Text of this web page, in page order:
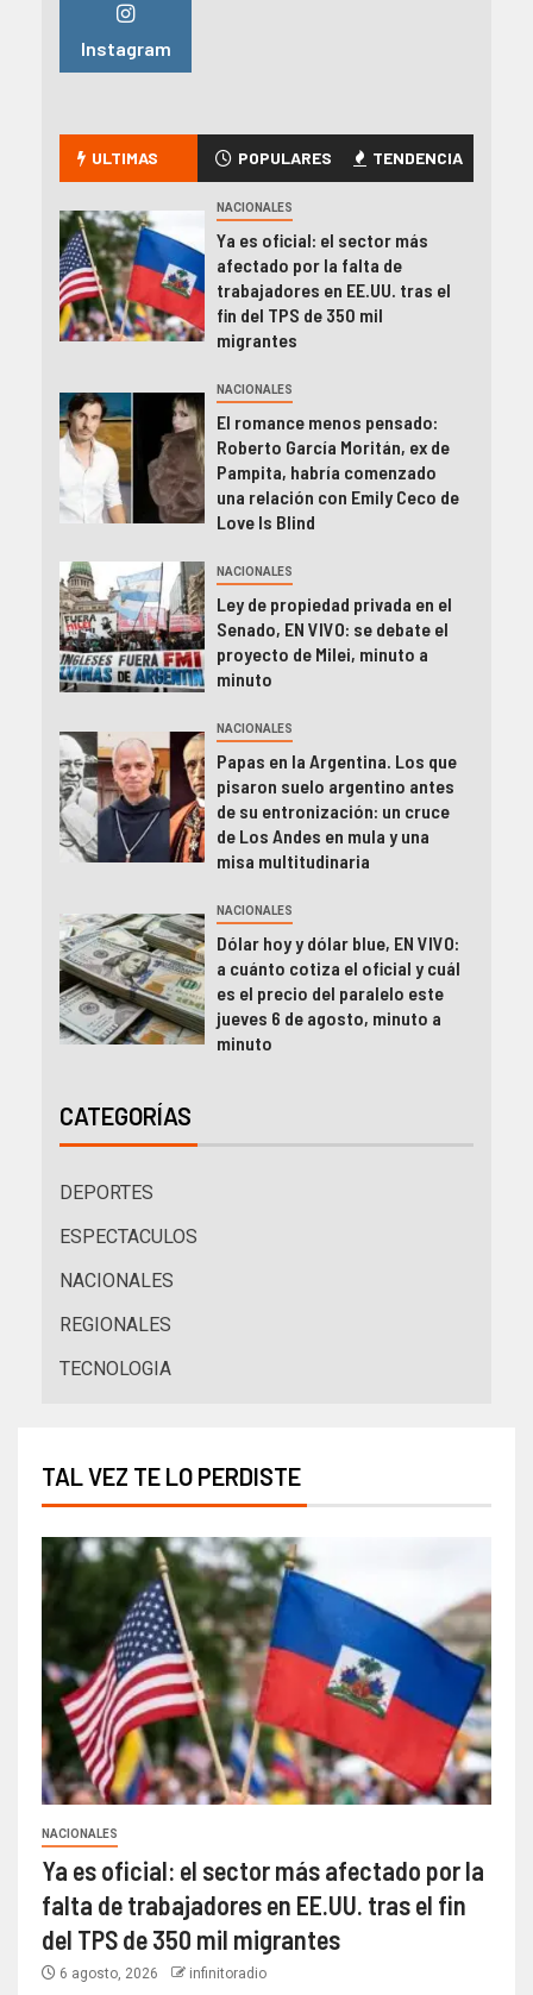
Instagram
ULTIMAS POPULARES TENDENCIA
NACIONALES
Ya es oficial: el sector más
afectado por la falta de
trabajadores en EE.UU. tras el
fin del TPS de 350 mil
migrantes
NACIONALES
El romance menos pensado:
Roberto García Moritán, ex de
Pampita, habría comenzado
una relación con Emily Ceco de
Love Is Blind
NACIONALES
Ley de propiedad privada en el
Senado, EN VIVO: se debate el
proyecto de Milei, minuto a
minuto
NACIONALES
Papas en la Argentina. Los que
pisaron suelo argentino antes
de su entronización: un cruce
de Los Andes en mula y una
misa multitudinaria
NACIONALES
Dólar hoy y dólar blue, EN VIVO:
a cuánto cotiza el oficial y cuál
es el precio del paralelo este
jueves 6 de agosto, minuto a
minuto
CATEGORÍAS
DEPORTES
ESPECTACULOS
NACIONALES
REGIONALES
TECNOLOGIA
TAL VEZ TE LO PERDISTE
NACIONALES
Ya es oficial: el sector más afectado por la
falta de trabajadores en EE.UU. tras el fin
del TPS de 350 mil migrantes
6 agosto, 2026 infinitoradio